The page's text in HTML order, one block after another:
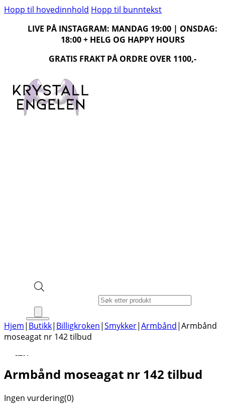
Hopp til hovedinnhold Hopp til bunntekst
LIVE PÅ INSTAGRAM: MANDAG 19:00 | ONSDAG:
18:00 + HELG OG HAPPY HOURS
GRATIS FRAKT PÅ ORDRE OVER 1100,-
Hjem| Butikk| Billigkroken|Smykker|Armbånd|Armbånd
moseagat nr 142 tilbud
Armbånd moseagat nr 142 tilbud
Ingen vurdering(0)
-67%